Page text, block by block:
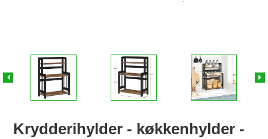
Krydderihylder - køkkenhylder -